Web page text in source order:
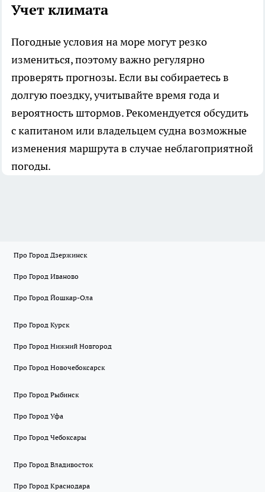
Учет климата
Погодные условия на море могут резко
измениться, поэтому важно регулярно
проверять прогнозы. Если вы собираетесь в
долгую поездку, учитывайте время года и
вероятность штормов. Рекомендуется обсудить
с капитаном или владельцем судна возможные
изменения маршрута в случае неблагоприятной
погоды.
Про Город Дзержинск
Про Город Иваново
Про Город Йошкар-Ола
Про Город Курск
Про Город Нижний Новгород
Про Город Новочебоксарск
Про Город Рыбинск
Про Город Уфа
Про Город Чебоксары
Про Город Владивосток
Про Город Краснодара